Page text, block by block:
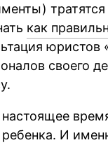
как
своего
И